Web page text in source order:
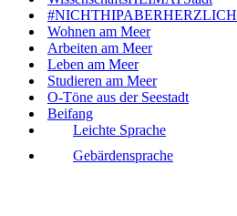
#NICHTHIPABERHERZLICH
Wohnen am Meer
Arbeiten am Meer
Leben am Meer
Studieren am Meer
O-Töne aus der Seestadt
Beifang
Leichte Sprache
Gebärdensprache